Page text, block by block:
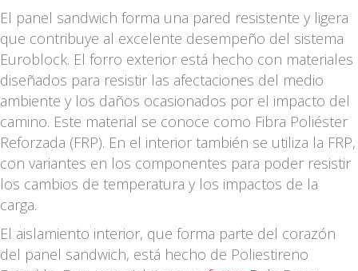
El panel sandwich forma una pared resistente y ligera
que contribuye al excelente desempeño del sistema
Euroblock. El forro exterior está hecho con materiales
diseñados para resistir las afectaciones del medio
ambiente y los daños ocasionados por el impacto del
camino. Este material se conoce como Fibra Poliéster
Reforzada (FRP). En el interior también se utiliza la FRP,
con variantes en los componentes para poder resistir
los cambios de temperatura y los impactos de la
carga.
El aislamiento interior, que forma parte del corazón
del panel sandwich, está hecho de Poliestireno